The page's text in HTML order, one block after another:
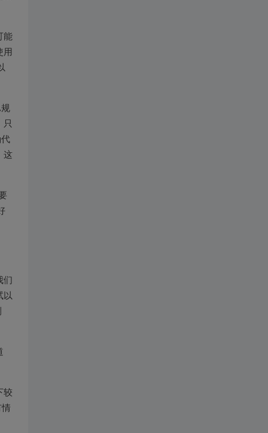
能
用
只
这
们
以
较